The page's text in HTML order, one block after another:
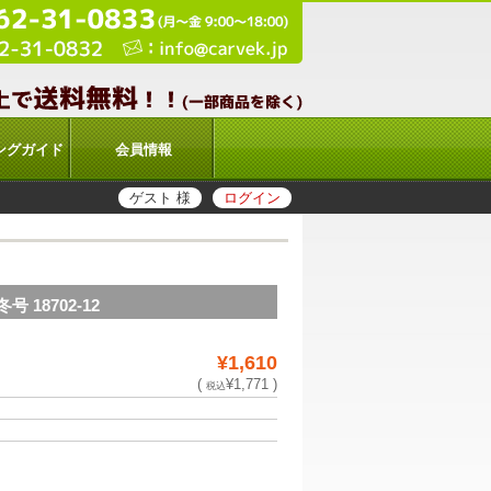
グガイド 会員情報
ログイン
ゲスト 様
号 18702-12
¥1,610
( 税込¥1,771 )